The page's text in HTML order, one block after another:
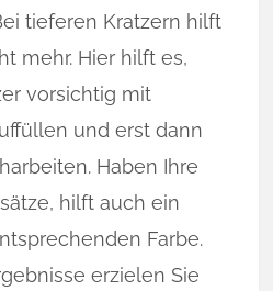
tieferen Kratzern hilft
mehr. Hier hilft es,
vorsichtig mit
und erst dann
Haben Ihre
hilft auch ein
Farbe.
erzielen Sie